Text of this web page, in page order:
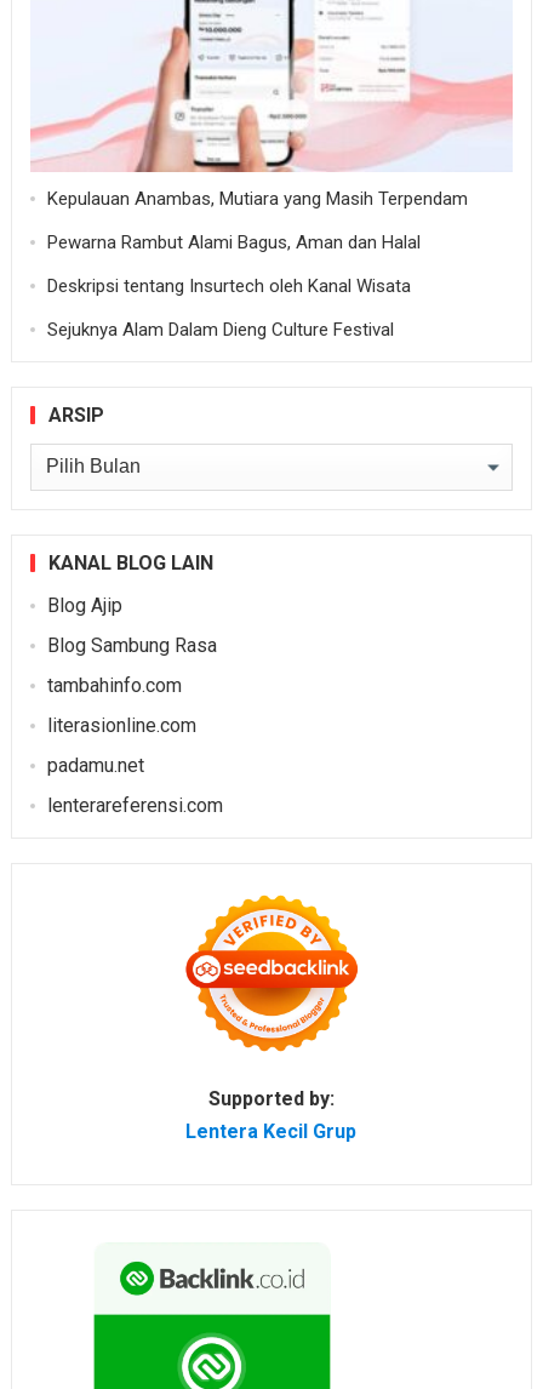
Kepulauan Anambas, Mutiara yang Masih Terpendam
Pewarna Rambut Alami Bagus, Aman dan Halal
Deskripsi tentang Insurtech oleh Kanal Wisata
Sejuknya Alam Dalam Dieng Culture Festival
ARSIP
Arsip
KANAL BLOG LAIN
Blog Ajip
Blog Sambung Rasa
tambahinfo.com
literasionline.com
padamu.net
lenterareferensi.com
Supported by:
Lentera Kecil Grup